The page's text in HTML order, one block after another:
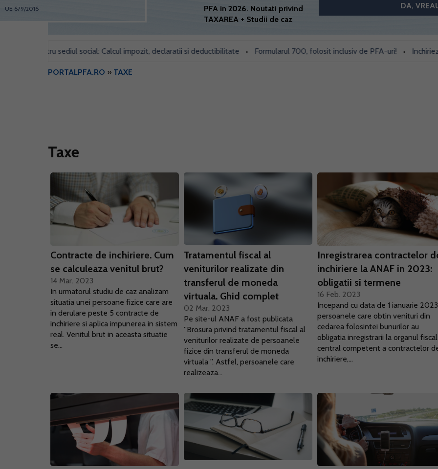
PFA in 2026. Noutati privind
TAXAREA + Studii de caz
pentru sediul social: Calcul impozit, declaratii si deductibilitate • Formularul 700, folosit inclusiv de PFA-uri! • Inchiriezi prin
PORTALPFA.RO » TAXE
Taxe
Contracte de inchiriere. Cum
se calculeaza venitul brut?
14 Mar. 2023
In urmatorul studiu de caz analizam
situatia unei persoane fizice care are
in derulare peste 5 contracte de
inchiriere si aplica impunerea in sistem
real. Venitul brut in aceasta situatie
se...
Tratamentul fiscal al
veniturilor realizate din
transferul de moneda
virtuala. Ghid complet
02 Mar. 2023
Pe site-ul ANAF a fost publicata
”Brosura privind tratamentul fiscal al
veniturilor realizate de persoanele
fizice din transferul de moneda
virtuala ”. Astfel, persoanele care
realizeaza...
Inregistrarea contractelor
inchiriere la ANAF in 2023:
obligatii si termene
16 Feb. 2023
Incepand cu data de 1 ianuarie
persoanele care obtin venituri din
cedarea folosintei bunurilor au
obligatia inregistrarii la organul fiscal
central competent a contractelor
inchiriere,...
UE 679/2016